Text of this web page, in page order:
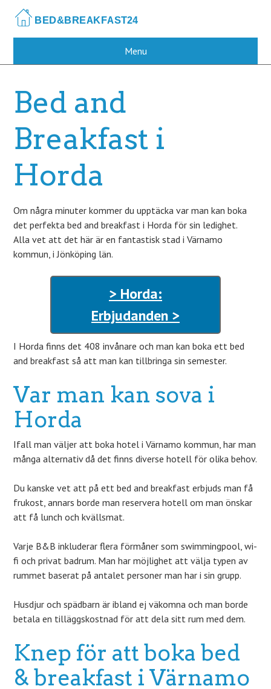
main
Menu
Bed and
Breakfast i
Horda
Om några minuter kommer du upptäcka var man kan boka
det perfekta bed and breakfast i Horda för sin ledighet.
Alla vet att det här är en fantastisk stad i Värnamo
kommun, i Jönköping län.
> Horda:
Erbjudanden >
I Horda finns det 408 invånare och man kan boka ett bed
and breakfast så att man kan tillbringa sin semester.
Var man kan sova i
Horda
Ifall man väljer att boka hotel i Värnamo kommun, har man
många alternativ då det finns diverse hotell för olika behov.
Du kanske vet att på ett bed and breakfast erbjuds man få
frukost, annars borde man reservera hotell om man önskar
att få lunch och kvällsmat.
Varje B&B inkluderar flera förmåner som swimmingpool, wi-
fi och privat badrum. Man har möjlighet att välja typen av
rummet baserat på antalet personer man har i sin grupp.
Husdjur och spädbarn är ibland ej väkomna och man borde
betala en tilläggskostnad för att dela sitt rum med dem.
Knep för att boka bed
& breakfast i Värnamo